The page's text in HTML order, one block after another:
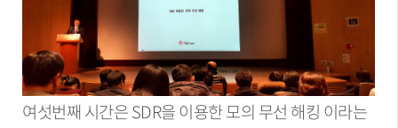
여섯번째 시간은 SDR을 이용한 모의 무선 해킹 이라는